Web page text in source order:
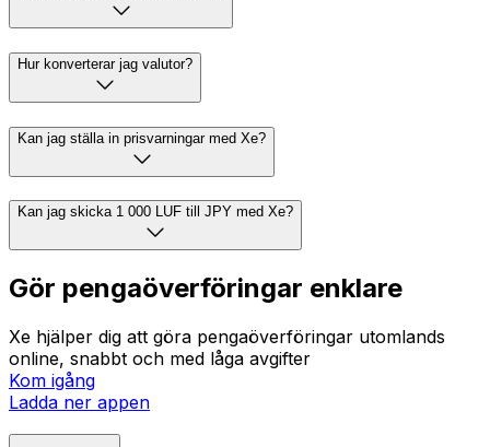
Hur konverterar jag valutor?
Kan jag ställa in prisvarningar med Xe?
Kan jag skicka 1 000 LUF till JPY med Xe?
Gör pengaöverföringar enklare
Xe hjälper dig att göra pengaöverföringar utomlands
online, snabbt och med låga avgifter
Kom igång
Ladda ner appen